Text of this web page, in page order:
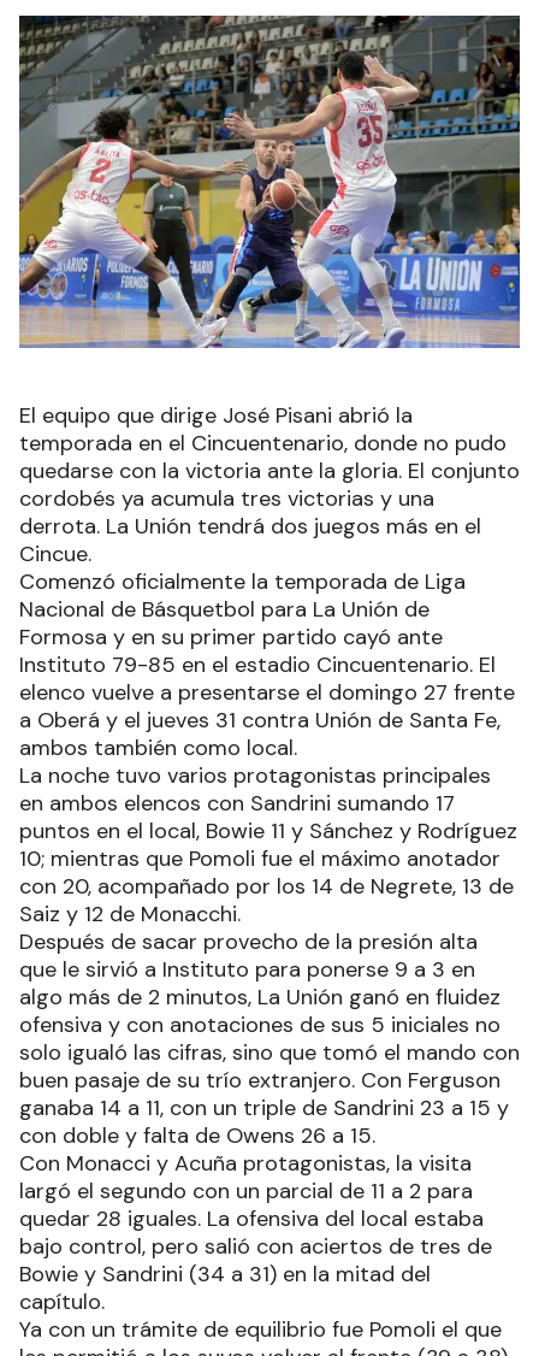
El equipo que dirige José Pisani abrió la
temporada en el Cincuentenario, donde no pudo
quedarse con la victoria ante la gloria. El conjunto
cordobés ya acumula tres victorias y una
derrota. La Unión tendrá dos juegos más en el
Cincue.
Comenzó oficialmente la temporada de Liga
Nacional de Básquetbol para La Unión de
Formosa y en su primer partido cayó ante
Instituto 79-85 en el estadio Cincuentenario. El
elenco vuelve a presentarse el domingo 27 frente
a Oberá y el jueves 31 contra Unión de Santa Fe,
ambos también como local.
La noche tuvo varios protagonistas principales
en ambos elencos con Sandrini sumando 17
puntos en el local, Bowie 11 y Sánchez y Rodríguez
10; mientras que Pomoli fue el máximo anotador
con 20, acompañado por los 14 de Negrete, 13 de
Saiz y 12 de Monacchi.
Después de sacar provecho de la presión alta
que le sirvió a Instituto para ponerse 9 a 3 en
algo más de 2 minutos, La Unión ganó en fluidez
ofensiva y con anotaciones de sus 5 iniciales no
solo igualó las cifras, sino que tomó el mando con
buen pasaje de su trío extranjero. Con Ferguson
ganaba 14 a 11, con un triple de Sandrini 23 a 15 y
con doble y falta de Owens 26 a 15.
Con Monacci y Acuña protagonistas, la visita
largó el segundo con un parcial de 11 a 2 para
quedar 28 iguales. La ofensiva del local estaba
bajo control, pero salió con aciertos de tres de
Bowie y Sandrini (34 a 31) en la mitad del
capítulo.
Ya con un trámite de equilibrio fue Pomoli el que